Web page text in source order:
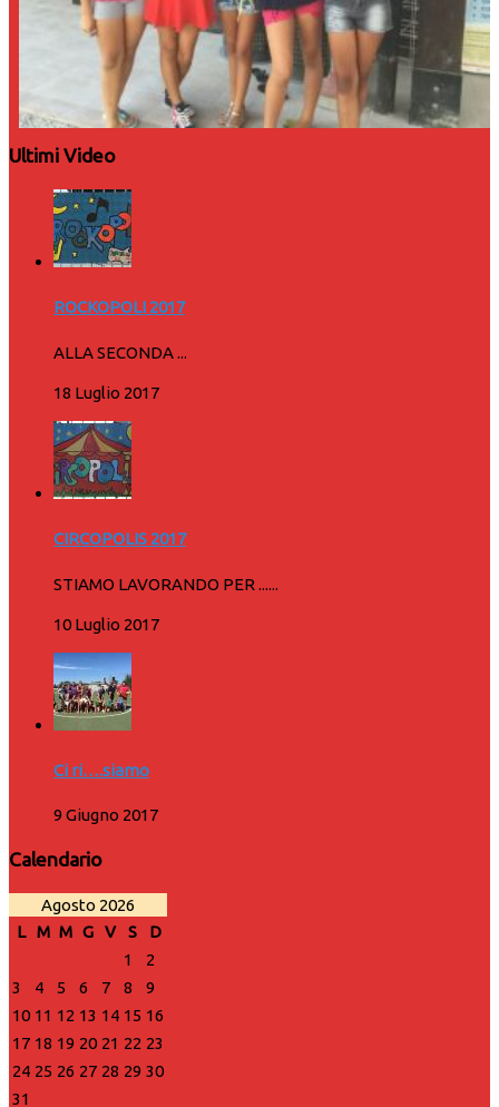
Ultimi Video
ROCKOPOLI 2017
ALLA SECONDA ...
18 Luglio 2017
CIRCOPOLIS 2017
STIAMO LAVORANDO PER ......
10 Luglio 2017
Ci ri….siamo
9 Giugno 2017
Calendario
Agosto 2026
L M M G V S
D
1
2
3
4 5 6 7 8
9
10 11 12 13 14 15 16
17 18 19 20 21 22 23
24 25 26 27 28 29 30
31